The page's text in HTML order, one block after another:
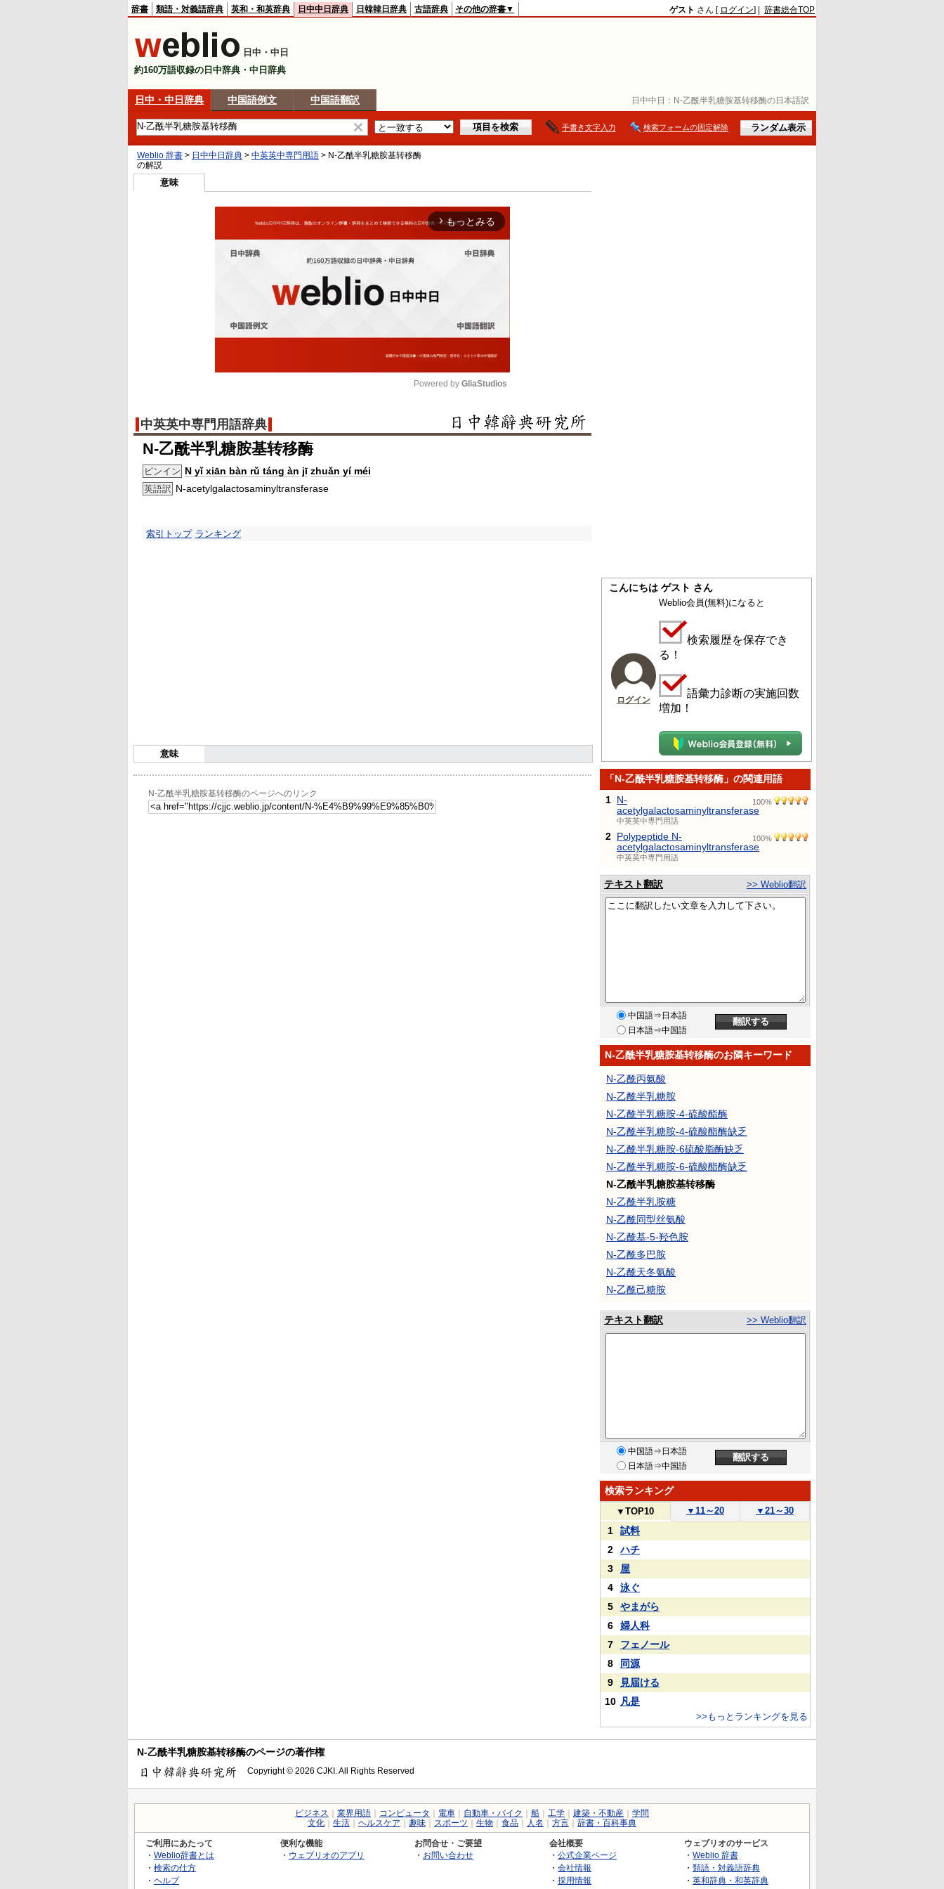
日中中日： N-乙酰半乳糖胺基转移酶の日本語訳
辞書 類語・対義語辞典 英和・和英辞典 日中中日辞典 日韓韓日辞典 古語辞典 その他の辞書▼ ゲスト さん [ ログイン] | 辞書総合TOP
日中・中日
約160万語収録の日中辞典・中日辞典
日中・中日辞典 中国語例文 中国語翻訳
手書き文字入力 検索フォームの固定解除
Weblio 辞書 > 日中中日辞典 > 中英英中専門用語 > N-乙酰半乳糖胺基转移酶
の解説
意味
arrow_forward_ios もっとみる
Mute
Powered by GliaStudios
中英英中専門用語辞典
N-乙酰半乳糖胺基转移酶
ピンイン N yǐ xiān bàn rǔ táng àn jī zhuǎn yí méi
英語訳 N-acetylgalactosaminyltransferase
索引トップ ランキング
意味
N-乙酰半乳糖胺基转移酶のページへのリンク
こんにちは ゲスト さん
ログイン
Weblio会員(無料)になると
検索履歴を保存でき
る！
語彙力診断の実施回数
増加！
「N-乙酰半乳糖胺基转移酶」の関連用語
1 N-
acetylgalactosaminyltransferase
中英英中専門用語
100%
2 Polypeptide N-
acetylgalactosaminyltransferase
中英英中専門用語
100%
テキスト翻訳 >> Weblio翻訳
中国語⇒日本語
日本語⇒中国語
N-乙酰半乳糖胺基转移酶のお隣キーワード
N-乙酰丙氨酸
N-乙酰半乳糖胺
N-乙酰半乳糖胺-4-硫酸酯酶
N-乙酰半乳糖胺-4-硫酸酯酶缺乏
N-乙酰半乳糖胺-6硫酸脂酶缺乏
N-乙酰半乳糖胺-6-硫酸酯酶缺乏
N-乙酰半乳糖胺基转移酶
N-乙酰半乳胺糖
N-乙酰同型丝氨酸
N-乙酰基-5-羟色胺
N-乙酰多巴胺
N-乙酰天冬氨酸
N-乙酰己糖胺
テキスト翻訳 >> Weblio翻訳
中国語⇒日本語
日本語⇒中国語
検索ランキング
▼ TOP10 ▼ 11～20 ▼ 21～30
1
試料
2
ハチ
3
屋
4
泳ぐ
5
やまがら
6
婦人科
7
フェノール
8
同源
9
見届ける
10 凡是
>>もっとランキングを見る
N-乙酰半乳糖胺基转移酶のページの著作権
Copyright © 2026 CJKI. All Rights Reserved
ビジネス 業界用語 コンピュータ 電車 自動車・バイク 船 工学 建築・不動産
学問
文化
生活 ヘルスケア 趣味 スポーツ 生物 食品 人名 方言 辞書・百科事典
ご利用にあたって
・ Weblio辞書とは
・ 検索の仕方
・ ヘルプ
便利な機能
・ ウェブリオのアプリ
お問合せ・ご要望
・ お問い合わせ
会社概要
・ 公式企業ページ
・ 会社情報
・ 採用情報
ウェブリオのサービス
・ Weblio 辞書
・ 類語・対義語辞典
・ 英和辞典・和英辞典